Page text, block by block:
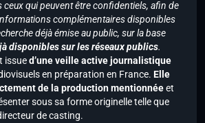
ceux qui peuvent être confidentiels, afin de
complémentaires disponibles
déjà émise au public, sur la base
disponibles sur les réseaux publics.
issued’une veille active journalistique
en préparation en France. Elle
de la production mentionnéeet
sous sa forme originelle telle que
de casting.